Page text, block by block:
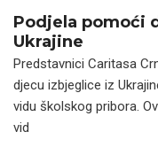
Podjela pomoći
Ukrajine
Predstavnici Caritasa
djecu izbjeglice iz
vidu školskog pribora.
vid